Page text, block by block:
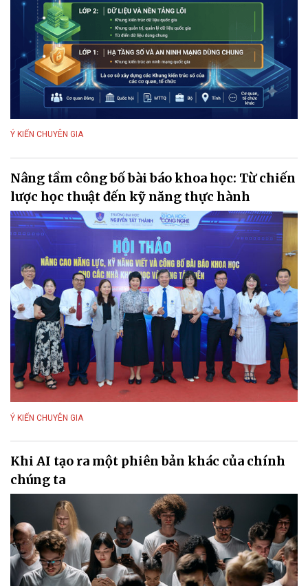
Ý KIẾN CHUYÊN GIA
Nâng tầm công bố bài báo khoa học: Từ chiến
lược học thuật đến kỹ năng thực hành
Ý KIẾN CHUYÊN GIA
Khi AI tạo ra một phiên bản khác của chính
chúng ta